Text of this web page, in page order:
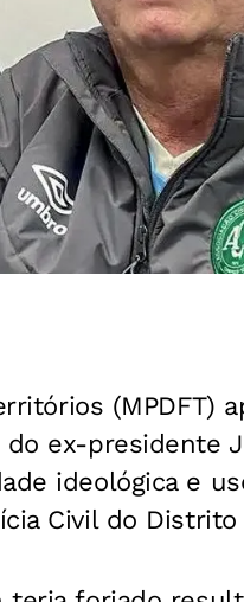
(MPDFT)
ex-presidente
ideológica e
Civil do Distrito